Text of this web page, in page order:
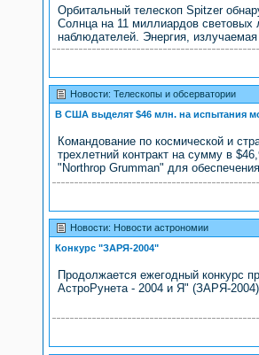
Орбитальный телескоп Spitzer
Солнца на 11 миллиардов
наблюдателей. Энергия,
Новости: Телескопы и обсерватории
В США выделят $46 млн. на испытания
Командование по космической и
трехлетний контракт на сумму в
"Northrop Grumman" для
Новости: Новости астрономии
Конкурс "ЗАРЯ-2004"
Продолжается ежегодный конкурс
АстроРунета - 2004 и Я" (ЗАРЯ-